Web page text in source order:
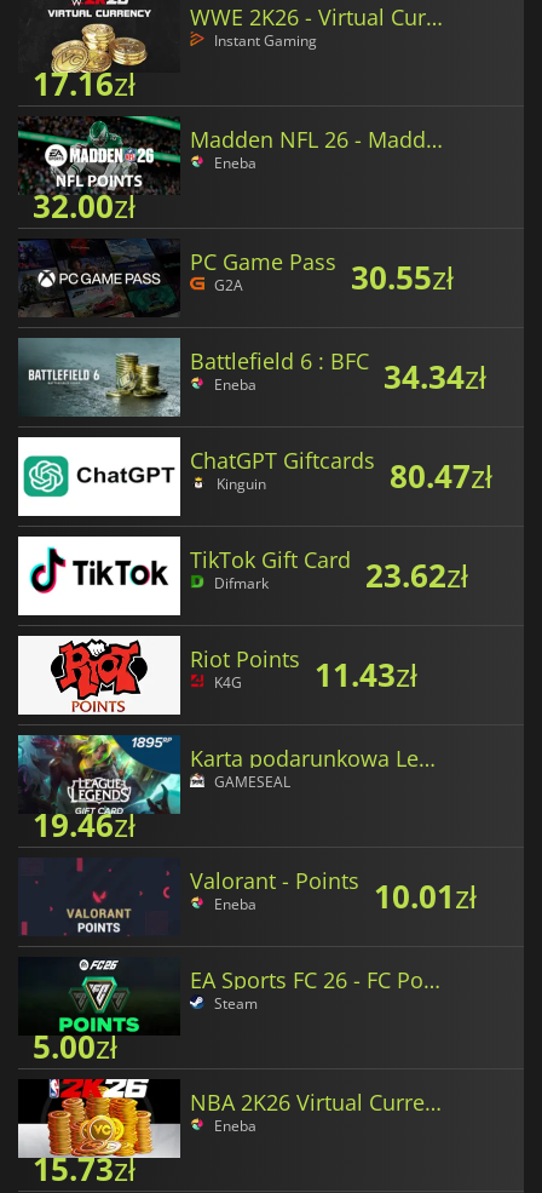
WWE 2K26 - Virtual Currency
Instant Gaming
17.16zł
Madden NFL 26 - Madden Points
Eneba
32.00zł
PC Game Pass
G2A 30.55zł
Battlefield 6 : BFC
Eneba 34.34zł
ChatGPT Giftcards
Kinguin 80.47zł
TikTok Gift Card
Difmark 23.62zł
Riot Points
K4G 11.43zł
Karta podarunkowa League of Legends
GAMESEAL
19.46zł
Valorant - Points
Eneba 10.01zł
EA Sports FC 26 - FC Points
Steam
5.00zł
NBA 2K26 Virtual Currency
Eneba
15.73zł